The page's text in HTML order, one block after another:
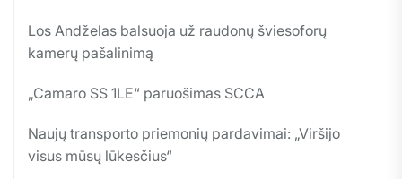
Los Andželas balsuoja už raudonų šviesoforų
kamerų pašalinimą
„Camaro SS 1LE“ paruošimas SCCA
Naujų transporto priemonių pardavimai: „Viršijo
visus mūsų lūkesčius“